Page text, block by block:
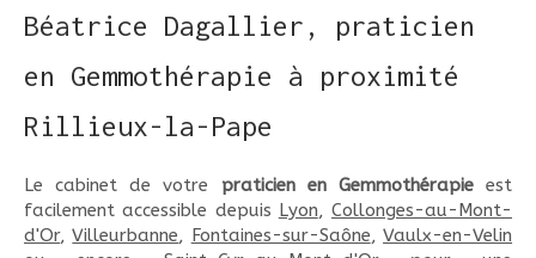
Béatrice Dagallier, praticien
en Gemmothérapie à proximité
Rillieux-la-Pape
Le cabinet de votre praticien en Gemmothérapieest
facilement accessible depuis Lyon, Collonges-au-Mont-
d'Or,Villeurbanne, Fontaines-sur-Saône,Vaulx-en-Velin